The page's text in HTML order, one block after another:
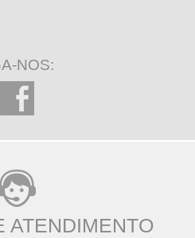
NOS:
ATENDIMENTO